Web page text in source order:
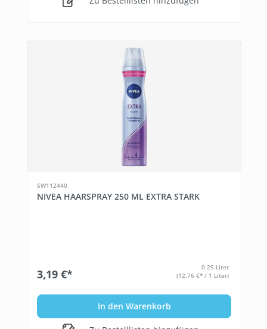
SW112440
NIVEA HAARSPRAY 250 ML EXTRA STARK
3,19 €*
0.25 Liter
(12,76 €* / 1 Liter)
In den Warenkorb